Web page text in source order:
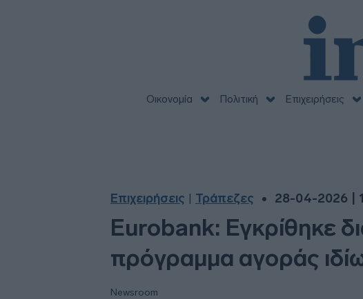
Οικονομία Πολιτική Επιχειρήσεις
Επιχειρήσεις Τράπεζες 28-04-2026 |
Eurobank: Εγκρίθηκε
πρόγραμμα αγοράς
Newsroom